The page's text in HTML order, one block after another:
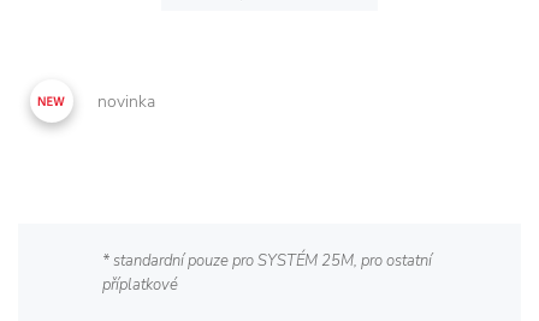
novinka
* standardní pouze pro SYSTÉM 25M, pro ostatní
příplatkové